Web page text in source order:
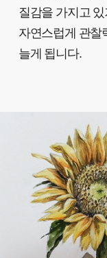
질감을 가지고
자연스럽게 관찰
늘게 됩니다.